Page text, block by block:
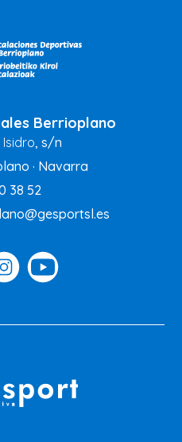
Berrioplano
Isidro, s/n
· Navarra
38 52